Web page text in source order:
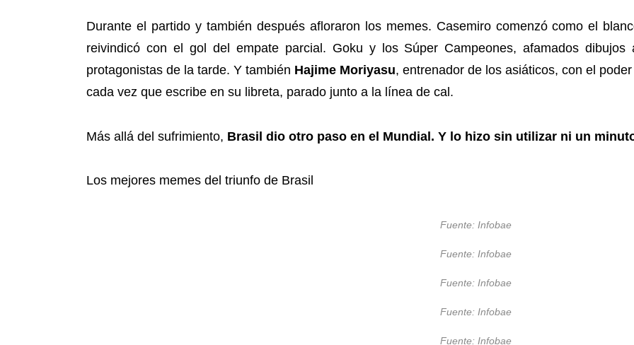
Durante el partido y también después afloraron los memes. Casemiro comenzó como el
reivindicó con el gol del empate parcial. Goku y los Súper Campeones, afamados
protagonistas de la tarde. Y también Hajime Moriyasu, entrenador de los asiáticos, con el
cada vez que escribe en su libreta, parado junto a la línea de cal.
Más allá del sufrimiento, Brasil dio otro paso en el Mundial. Y lo hizo sin utilizar ni un
Los mejores memes del triunfo de Brasil
Fuente: Infobae
Fuente: Infobae
Fuente: Infobae
Fuente: Infobae
Fuente: Infobae